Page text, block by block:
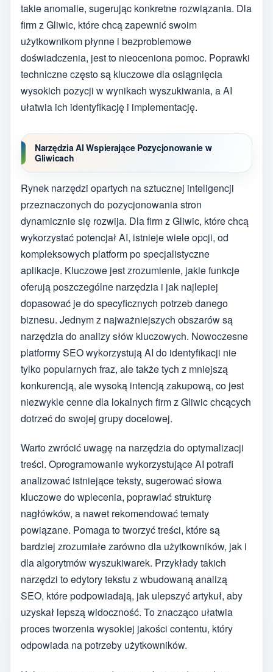
takie anomalie, sugerując konkretne rozwiązania. Dla
firm z Gliwic, które chcą zapewnić swoim
użytkownikom płynne i bezproblemowe
doświadczenia, jest to nieoceniona pomoc. Poprawki
techniczne często są kluczowe dla osiągnięcia
wysokich pozycji w wynikach wyszukiwania, a AI
ułatwia ich identyfikację i implementację.
Narzędzia AI Wspierające Pozycjonowanie w
Gliwicach
Rynek narzędzi opartych na sztucznej inteligencji
przeznaczonych do pozycjonowania stron
dynamicznie się rozwija. Dla firm z Gliwic, które chcą
wykorzystać potencjał AI, istnieje wiele opcji, od
kompleksowych platform po specjalistyczne
aplikacje. Kluczowe jest zrozumienie, jakie funkcje
oferują poszczególne narzędzia i jak najlepiej
dopasować je do specyficznych potrzeb danego
biznesu. Jednym z najważniejszych obszarów są
narzędzia do analizy słów kluczowych. Nowoczesne
platformy SEO wykorzystują AI do identyfikacji nie
tylko popularnych fraz, ale także tych z mniejszą
konkurencją, ale wysoką intencją zakupową, co jest
niezwykle cenne dla lokalnych firm z Gliwic chcących
dotrzeć do swojej grupy docelowej.
Warto zwrócić uwagę na narzędzia do optymalizacji
treści. Oprogramowanie wykorzystujące AI potrafi
analizować istniejące teksty, sugerować słowa
kluczowe do wplecenia, poprawiać strukturę
nagłówków, a nawet rekomendować tematy
powiązane. Pomaga to tworzyć treści, które są
bardziej zrozumiałe zarówno dla użytkowników, jak i
dla algorytmów wyszukiwarek. Przykłady takich
narzędzi to edytory tekstu z wbudowaną analizą
SEO, które podpowiadają, jak ulepszyć artykuł, aby
uzyskał lepszą widoczność. To znacząco ułatwia
proces tworzenia wysokiej jakości contentu, który
odpowiada na potrzeby użytkowników.